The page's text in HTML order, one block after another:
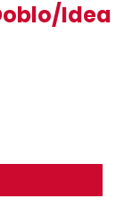
Idea